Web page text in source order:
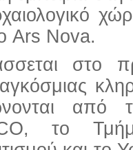
Ars Nova.
στο
από
το